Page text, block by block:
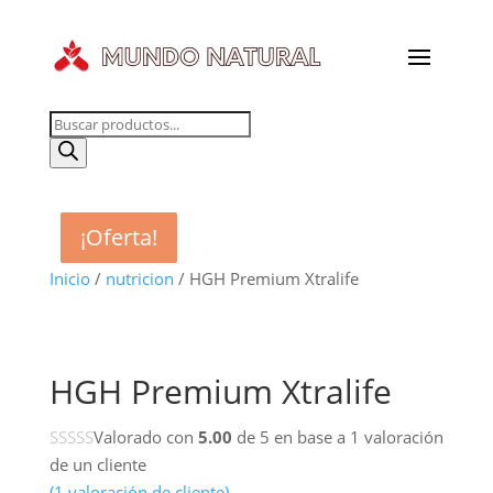
Búsqueda
de
Inicio/ nutricion / HGH Premium Xtralife
¡Oferta!
HGH Premium Xtralife
Valorado con 5.00 de 5 en base a 1 valoración
de un cliente
¡Oferta!
¡Oferta!
¡Oferta!